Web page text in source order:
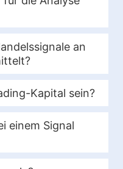
man alle Märkte
kann hier
an
unseren
Bei jedem
bei wichtigen
du ein Update.
Kapital sein?
von
einem Signal
1% des